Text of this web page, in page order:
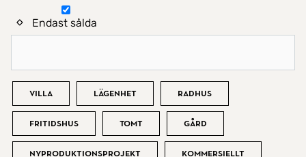
Endast sålda
Bostadstyp
Villa Lägenhet Radhus
Fritidshus Tomt Gård
Nyproduktionsprojekt Kommersiellt